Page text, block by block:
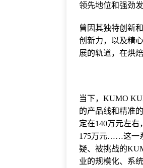
领先地位和强劲
曾因其独特创新
创新力，以及精
展的轨道，在烘
当下，KUMO
的产品线和精准
定在140万元左
175万元……这一
疑、被挑战的
业的规模化、系统